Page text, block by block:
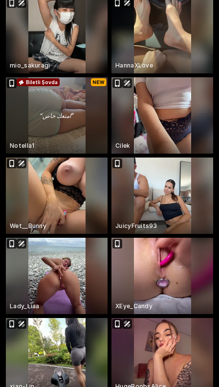
mio_sakuragi HannaXLove
“امتعك خاص”
Biletli Şovda
Notella1 Cilek
Wet__Bunny JuicyFruits93
Lady_Liaa XEye_Candy